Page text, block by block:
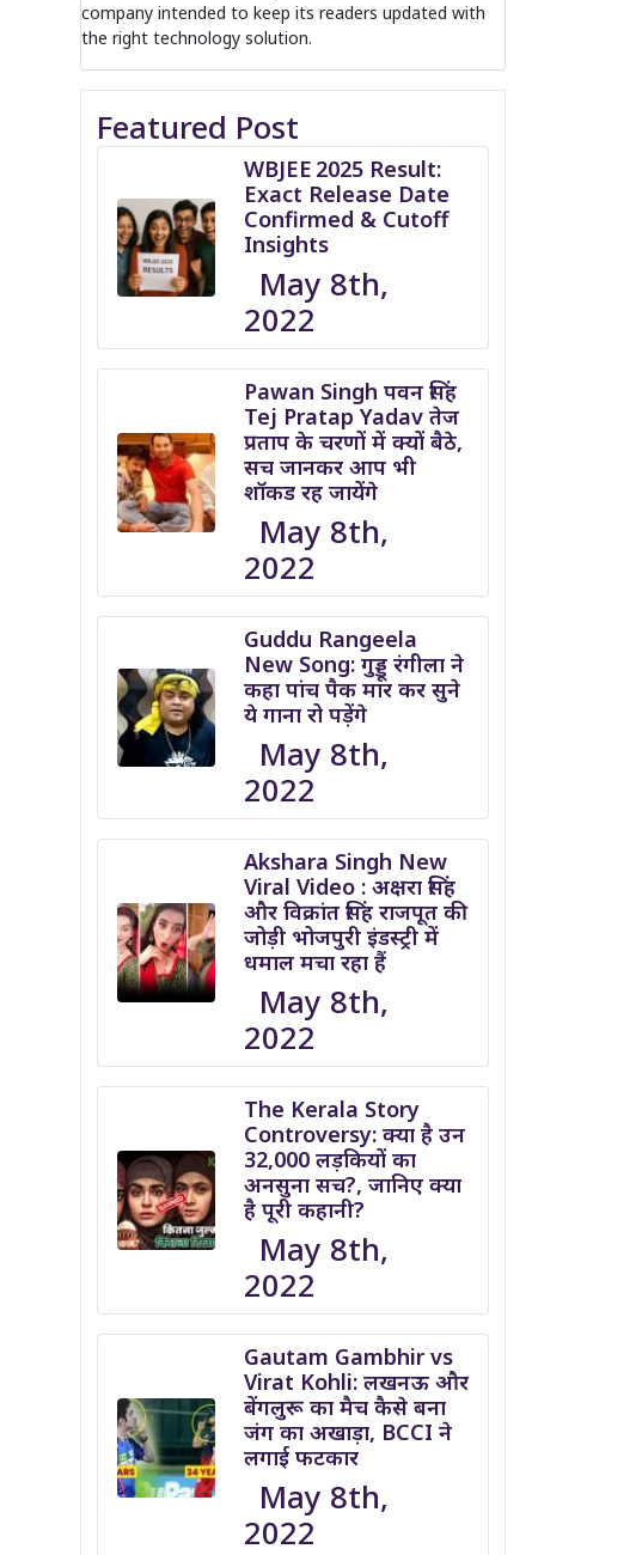
company intended to keep its readers updated with
the right technology solution.
Featured Post
WBJEE 2025 Result:
Exact Release Date
Confirmed & Cutoff
Insights
May 8th,
2022
Pawan Singh पवन सिंह
Tej Pratap Yadav तेज
प्रताप के चरणों में क्यों बैठे,
सच जानकर आप भी
शॉकड रह जायेंगे
May 8th,
2022
Guddu Rangeela
New Song: गुड्डू रंगीला ने
कहा पांच पैक मार कर सुने
ये गाना रो पड़ेंगे
May 8th,
2022
Akshara Singh New
Viral Video : अक्षरा सिंह
और विक्रांत सिंह राजपूत की
जोड़ी भोजपुरी इंडस्ट्री में
धमाल मचा रहा हैं
May 8th,
2022
The Kerala Story
Controversy: क्या है उन
32,000 लड़कियों का
अनसुना सच?, जानिए क्या
है पूरी कहानी?
May 8th,
2022
Gautam Gambhir vs
Virat Kohli: लखनऊ और
बेंगलुरू का मैच कैसे बना
जंग का अखाड़ा, BCCI ने
लगाई फटकार
May 8th,
2022